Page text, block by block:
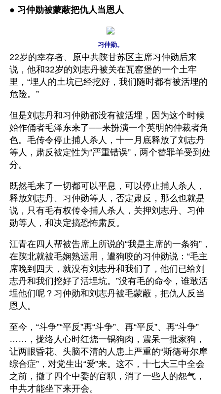
● 习仲勋被蒙蔽把仇人当恩人
习仲勋。
22岁的幸存者、原中共陕甘苏区主席习仲勋后来
说，他和32岁的刘志丹被关在瓦窑堡的一个土牢
里，“埋人的土坑已经挖好，我们随时都有被活埋的
危险。”
但是刘志丹和习仲勋都没有被活埋，因为这个时候
始作俑者毛泽东来了──来扮演一个英明的仲裁者角
色。毛传令停止捕人杀人，十一月底释放了刘志丹
等人，肃反被定性为“严重错误”，两个替罪羊受到处
分。
既然毛来了一切都可以平息，可以停止捕人杀人，
释放刘志丹、习仲勋等人，否定肃反，那么也就是
说，只有毛有权传令捕人杀人，关押刘志丹、习仲
勋等人，和决定搞恐怖肃反。
江青在四人帮被告席上所说的“我是主席的一条狗”，
在陕北就被毛娴熟运用，遭狗咬的习仲勋说：“毛主
席晚到四天，就没有刘志丹和我们了，他们已给刘
志丹和我们挖好了活埋坑。”没有毛的命令，谁敢活
埋他们呢？习仲勋和刘志丹被毛蒙蔽，把仇人反当
恩人。
至今，“斗争”“平反”再“斗争”、再“平反”、再“斗争”
……，拢络人心时红烧一锅狗肉，震呆一批家狗，
让两眼昏花、头脑不清的人患上严重的“斯德哥尔摩
综合症”，对党生出“爱”来。这不，十七大三中全会
之前，撤了四个中委的官职，消了一些人的怨气，
中共才能坐下来开会。